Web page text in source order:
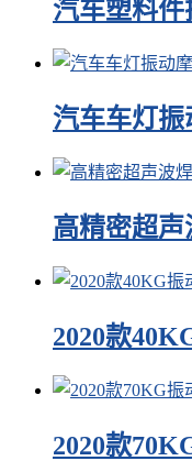
汽车塑料
汽车车灯
高精密超
2020款
2020款